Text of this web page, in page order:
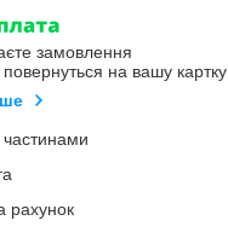
замовлення
на вашу картку
рахунок